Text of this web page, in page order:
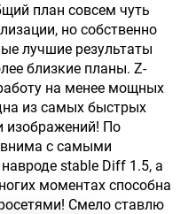
план совсем чуть
но собственно
лучшие результаты
близкие планы. Z-
на менее мощных
из самых быстрых
изображений! По
с самыми
stable Diff 1.5, а
моментах способна
Смело ставлю